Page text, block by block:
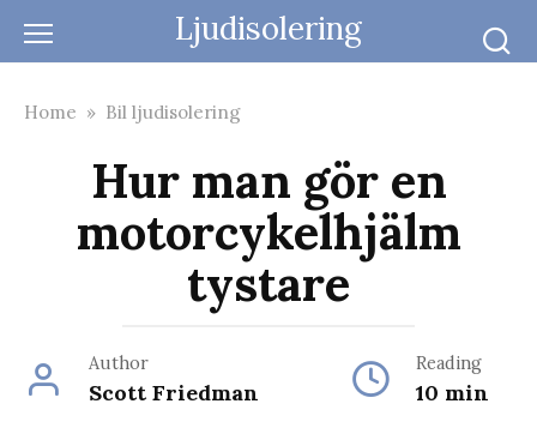
Ljudisolering
Home » Bil ljudisolering
Hur man gör en
motorcykelhjälm
tystare
Author
Scott Friedman
Reading
10 min